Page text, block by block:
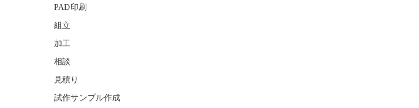
PAD印刷
組立
加工
相談
見積り
試作サンプル作成